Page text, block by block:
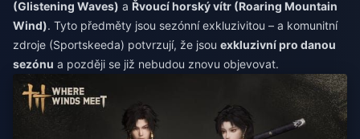
(Glistening Waves) a Řvoucí horský vítr (Roaring Mountain
Wind). Tyto předměty jsou sezónní exkluzivitou – a komunitní
zdroje (Sportskeeda) potvrzují, že jsou exkluzivní pro danou
sezónu a později se již nebudou znovu objevovat.